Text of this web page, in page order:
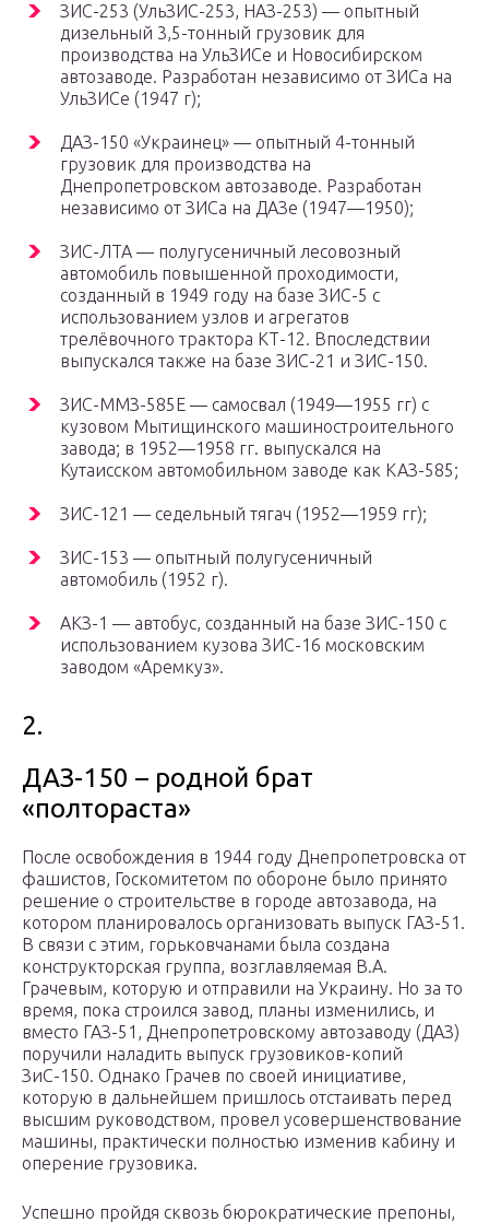
ЗИС-253 (УльЗИС-253, НАЗ-253) — опытный
дизельный 3,5-тонный грузовик для
производства на УльЗИСе и Новосибирском
автозаводе. Разработан независимо от ЗИСа на
УльЗИСе (1947 г);
ДАЗ-150 «Украинец» — опытный 4-тонный
грузовик для производства на
Днепропетровском автозаводе. Разработан
независимо от ЗИСа на ДАЗе (1947—1950);
ЗИС-ЛТА — полугусеничный лесовозный
автомобиль повышенной проходимости,
созданный в 1949 году на базе ЗИС-5 с
использованием узлов и агрегатов
трелёвочного трактора КТ-12. Впоследствии
выпускался также на базе ЗИС-21 и ЗИС-150.
ЗИС-ММЗ-585Е — самосвал (1949—1955 гг) с
кузовом Мытищинского машиностроительного
завода; в 1952—1958 гг. выпускался на
Кутаисском автомобильном заводе как КАЗ-585;
ЗИС-121 — седельный тягач (1952—1959 гг);
ЗИС-153 — опытный полугусеничный
автомобиль (1952 г).
АКЗ-1 — автобус, созданный на базе ЗИС-150 с
использованием кузова ЗИС-16 московским
заводом «Аремкуз».
2.
ДАЗ-150 – родной брат
«полтораста»
После освобождения в 1944 году Днепропетровска от
фашистов, Госкомитетом по обороне было принято
решение о строительстве в городе автозавода, на
котором планировалось организовать выпуск ГАЗ-51.
В связи с этим, горьковчанами была создана
конструкторская группа, возглавляемая В.А.
Грачевым, которую и отправили на Украину. Но за то
время, пока строился завод, планы изменились, и
вместо ГАЗ-51, Днепропетровскому автозаводу (ДАЗ)
поручили наладить выпуск грузовиков-копий
ЗиС-150. Однако Грачев по своей инициативе,
которую в дальнейшем пришлось отстаивать перед
высшим руководством, провел усовершенствование
машины, практически полностью изменив кабину и
оперение грузовика.
Успешно пройдя сквозь бюрократические препоны,